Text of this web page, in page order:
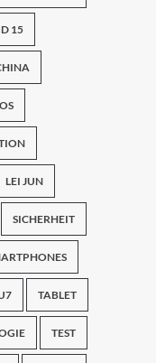
15
LEI JUN
SICHERHEIT
TABLET
TEST